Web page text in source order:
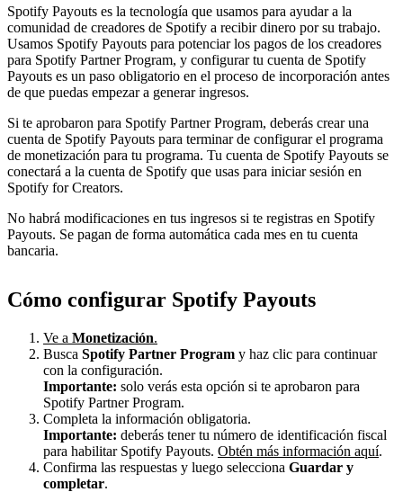
Spotify Payouts es la tecnología que usamos para ayudar a la
comunidad de creadores de Spotify a recibir dinero por su trabajo.
Usamos Spotify Payouts para potenciar los pagos de los creadores
para Spotify Partner Program, y configurar tu cuenta de Spotify
Payouts es un paso obligatorio en el proceso de incorporación antes
de que puedas empezar a generar ingresos.
Si te aprobaron para Spotify Partner Program, deberás crear una
cuenta de Spotify Payouts para terminar de configurar el programa
de monetización para tu programa. Tu cuenta de Spotify Payouts se
conectará a la cuenta de Spotify que usas para iniciar sesión en
Spotify for Creators.
No habrá modificaciones en tus ingresos si te registras en Spotify
Payouts. Se pagan de forma automática cada mes en tu cuenta
bancaria.
Cómo configurar Spotify Payouts
Ve a Monetización.
Busca Spotify Partner Program y haz clic para continuar
con la configuración.
Importante: solo verás esta opción si te aprobaron para
Spotify Partner Program.
Completa la información obligatoria.
Importante: deberás tener tu número de identificación fiscal
para habilitar Spotify Payouts. Obtén más información aquí.
Confirma las respuestas y luego selecciona Guardar y
completar.